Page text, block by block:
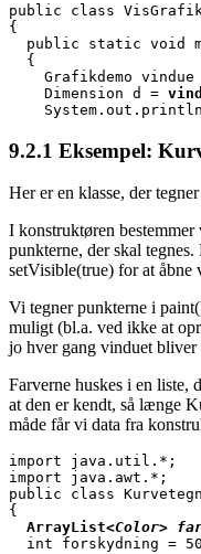
public class
{
public static void
  {
Grafikdemo vindue
    Dimension d =
9.2.1 Eksempel:
Her er en klasse, der
I konstruktøren
punkterne, der skal
setVisible(true) for at åbne
Vi tegner punkterne i
muligt (bl.a. ved ikke at
jo hver gang vinduet bliver
Farverne huskes i en liste,
at den er kendt, så længe
måde får vi data fra
import java.util.*;
import java.awt.*;
public class
{
ArrayList<Color>
int forskydning =